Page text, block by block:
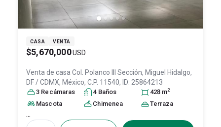
CASA VENTA
$5,670,000USD
Venta de casa Col. Polanco III Sección, Miguel Hidalgo,
DF / CDMX, México, C.P. 11540, ID: 25864213
3 Recámaras 4 Baños 428 m2
Mascota Chimenea Terraza
...